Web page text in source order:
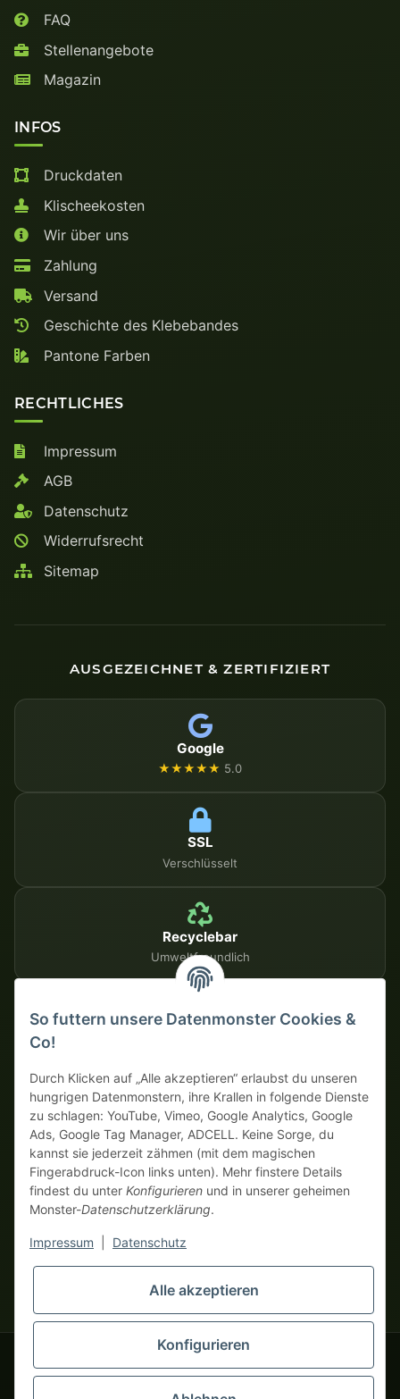
FAQ
Stellenangebote
Magazin
INFOS
Druckdaten
Klischeekosten
Wir über uns
Zahlung
Versand
Geschichte des Klebebandes
Pantone Farben
RECHTLICHES
Impressum
AGB
Datenschutz
Widerrufsrecht
Sitemap
AUSGEZEICHNET & ZERTIFIZIERT
Google
★★★★★ 5.0
SSL
Verschlüsselt
Recyclebar
Umweltfreundlich
SICHERE ZAHLUNGSMETHODEN
* Alle Preise zzgl. gesetzlicher USt., zzgl.
BGB), keine Privatkunden (§ 13 BGB).
Preise in Fremdwährungen dienen der Orientierung und basieren
auf dem aktuellen Wechselkurs. Verbindliche
© 2020-2026 tapemonster - Alle Rechte vorbehalten. Design by
So futtern unsere Datenmonster Cookies &
Co!
Durch Klicken auf „Alle akzeptieren“ erlaubst du unseren
hungrigen Datenmonstern, ihre Krallen in folgende Dienste
zu schlagen: YouTube, Vimeo, Google Analytics, Google
Ads, Google Tag Manager, ADCELL. Keine Sorge, du
kannst sie jederzeit zähmen (mit dem magischen
Fingerabdruck-Icon links unten). Mehr finstere Details
findest du unter Konfigurieren und in unserer geheimen
Monster-Datenschutzerklärung.
Impressum Datenschutz
Alle akzeptieren
Konfigurieren
Dein WhatsApp-Tor zur
Monster Service Team
von tapemonster.de
Hallo und herzlich
willkommen bei
tapemonster.de Flüstere mir
dein Problem zu – ich klebe